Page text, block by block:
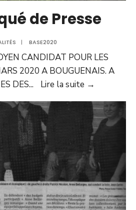
de Presse
| BASE2020
CANDIDAT POUR LES
2020 A BOUGUENAIS. A
DES... Lire la suite →
Presse